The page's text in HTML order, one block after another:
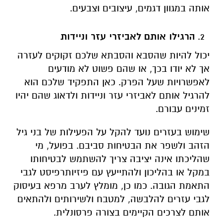
אותה במגוון דגמים, עיצובים וצבעים.
הרגילו אותם לאביזרי עזר וניידות
יכול להיות שהסבא והסבתא שלכם זקוקים לעזרה
אך לא יודו בכך, או שהם פשוט לא מודעים
לאפשרויות שעל הפרק. כאן התפקיד שלכם הוא
להרגיל אותם לאביזרי עזר וניידות ולדאוג שהם יהיו
זמינים עבורם.
שימוש בעזרים נועד להקל על הפעילות של בני גיל
הזהב ולשפר את הבטיחות סביבם. בפועל, מי
שהליכתו אינה יציבה צריך להשתמש לבטיחותו
במקל או בהליכון ולהתייעץ עם פיזיותרפיסט לגבי
התאמת הגובה. כמו כן, מומלץ לערב מרפא בעיסוק
לגבי עזרים להלבשה, למטבח ולשירותים ולהתאים
אותם לצרכים הקיימים בצורה פרסונלית.